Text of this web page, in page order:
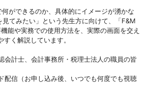
ができるのか、具体的にイメージが湧かな
てみたい」という先生方に向けて、「F&M
能や実務での使用方法を、実際の画面を交え
く解説しています。
会計士、会計事務所・税理士法人の職員の皆
配信（お申し込み後、いつでも何度でも視聴